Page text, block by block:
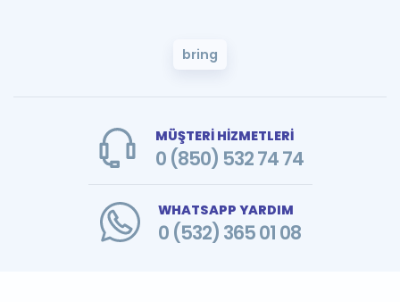
bring
MÜŞTERİ HİZMETLERİ
0 (850) 532 74 74
WHATSAPP YARDIM
0 (532) 365 01 08